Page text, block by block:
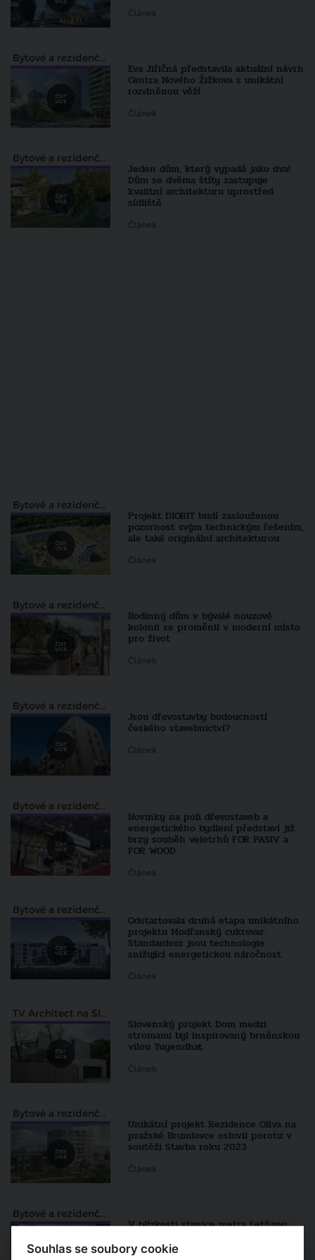
Článek
Bytové a rezidenční projekty
Eva Jiřičná představila aktuální návrh
Centra Nového Žižkova s unikátní
rozvlněnou věží
Článek
Bytové a rezidenční projekty
Jeden dům, který vypadá jako dva!
Dům se dvěma štíty zastupuje
kvalitní architekturu uprostřed
sídliště
Článek
Bytové a rezidenční projekty
Projekt DIORIT budí zaslouženou
pozornost svým technickým řešením,
ale také originální architekturou
Článek
Bytové a rezidenční projekty
Rodinný dům v bývalé nouzové
kolonii se proměnil v moderní místo
pro život
Článek
Bytové a rezidenční projekty
Jsou dřevostavby budoucností
českého stavebnictví?
Článek
Bytové a rezidenční projekty
Novinky na poli dřevostaveb a
energetického bydlení představí již
brzy souběh veletrhů FOR PASIV a
FOR WOOD
Článek
Bytové a rezidenční projekty
Odstartovala druhá etapa unikátního
projektu Modřanský cukrovar.
Standardem jsou technologie
snižující energetickou náročnost
Článek
TV Architect na Slovensku
Slovenský projekt Dom medzi
stromami byl inspirovaný brněnskou
vilou Tugendhat
Článek
Bytové a rezidenční projekty
Unikátní projekt Rezidence Oliva na
pražské Brumlovce oslovil porotu v
soutěži Stavba roku 2023
Článek
Bytové a rezidenční projekty
V blízkosti stanice metra Letňany
která bude ekologická a soběstačná
Souhlas se soubory cookie